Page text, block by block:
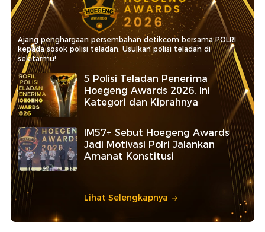
Ajang penghargaan persembahan detikcom bersama POLRI
kepada sosok polisi teladan. Usulkan polisi teladan di
sekitarmu!
5 Polisi Teladan Penerima
Hoegeng Awards 2026, Ini
Kategori dan Kiprahnya
IM57+ Sebut Hoegeng Awards
Jadi Motivasi Polri Jalankan
Amanat Konstitusi
Lihat Selengkapnya